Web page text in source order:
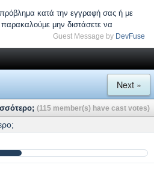
κατά την εγγραφή σας ή με
μην διστάσετε να
Guest Message by DevFuse
Next »
(115 member(s) have cast votes)